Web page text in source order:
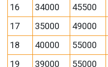
16
34000 45500
17
35000 49000
18
40000 55000
19
39000 55000